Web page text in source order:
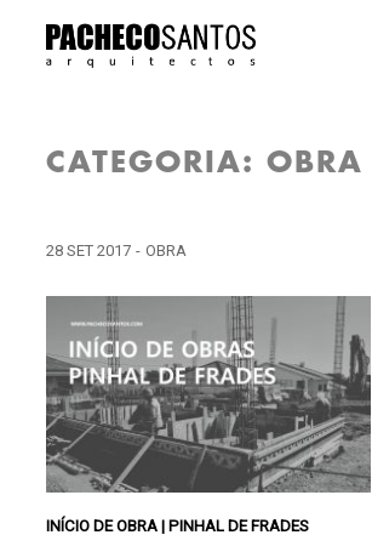
CATEGORIA: OBRA
28 SET 2017 - OBRA
INÍCIO DE OBRA | PINHAL DE FRADES